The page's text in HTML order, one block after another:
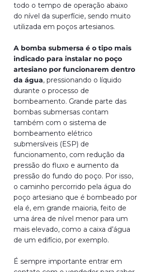
todo o tempo de operação abaixo
do nível da superfície, sendo muito
utilizada em poços artesianos.
A bomba submersa é o tipo mais
indicado para instalar no poço
artesiano por funcionarem dentro
da água, pressionando o líquido
durante o processo de
bombeamento. Grande parte das
bombas submersas contam
também com o sistema de
bombeamento elétrico
submersíveis (ESP) de
funcionamento, com redução da
pressão do fluxo e aumento da
pressão do fundo do poço. Por isso,
o caminho percorrido pela água do
poço artesiano que é bombeado por
ela é, em grande maioria, feito de
uma área de nível menor para um
mais elevado, como a caixa d’água
de um edifício, por exemplo.
É sempre importante entrar em